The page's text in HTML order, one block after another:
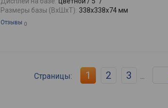
Размеры базы (ВхШхТ): 338x338x74 мм
Отзывы 0
Страницы: 1 2 3 ...